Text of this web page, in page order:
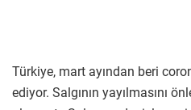
Türkiye, mart ayından beri
ediyor. Salgının yayılmasını